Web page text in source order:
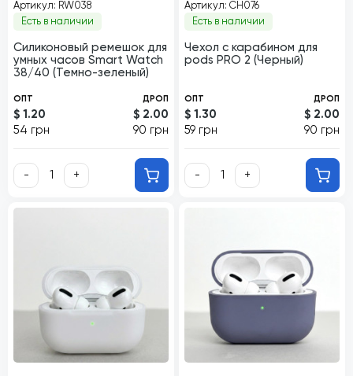
Артикул: RW038
Есть в наличии
Силиконовый ремешок для
умных часов Smart Watch
38/40 (Темно-зеленый)
ОПТ
$ 1.20
54 грн
ДРОП
$ 2.00
90 грн
- +
Артикул: CH076
Есть в наличии
Чехол с карабином для
pods PRO 2 (Черный)
ОПТ
$ 1.30
59 грн
ДРОП
$ 2.00
90 грн
- +